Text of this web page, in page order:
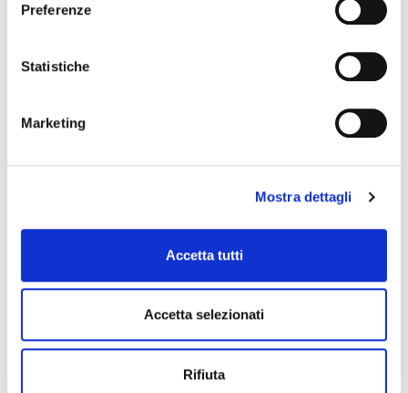
Preferenze
Statistiche
Marketing
Mostra dettagli
Accetta tutti
Accetta selezionati
Rifiuta
Data e ora di inizio
28 maggio 2027, Palazzo Schifanoia
Schifanoia